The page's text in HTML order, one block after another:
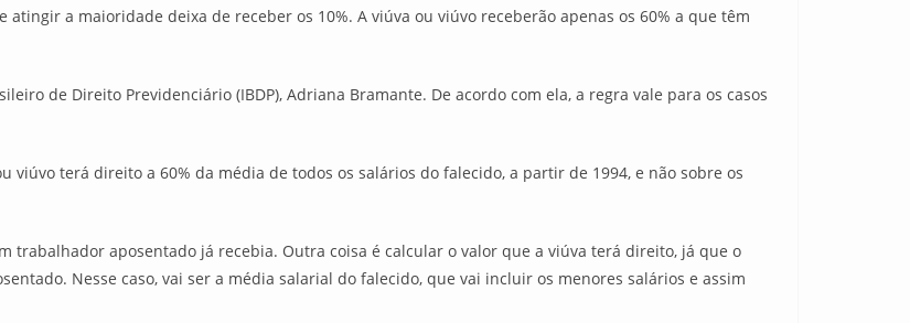
a maioridade deixa de receber os 10%. A viúva ou viúvo receberão apenas os 60% a que têm
de Direito Previdenciário (IBDP), Adriana Bramante. De acordo com ela, a regra vale para os casos
viúvo terá direito a 60% da média de todos os salários do falecido, a partir de 1994, e não sobre os
trabalhador aposentado já recebia. Outra coisa é calcular o valor que a viúva terá direito, já que o
Nesse caso, vai ser a média salarial do falecido, que vai incluir os menores salários e assim